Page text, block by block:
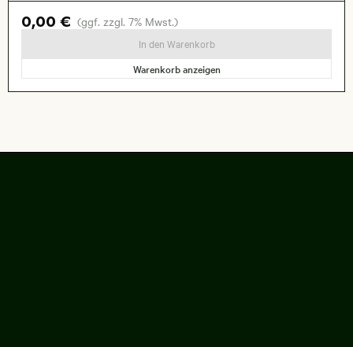
0,00 € (ggf. zzgl. 7% Mwst.)
In den Warenkorb
Warenkorb anzeigen